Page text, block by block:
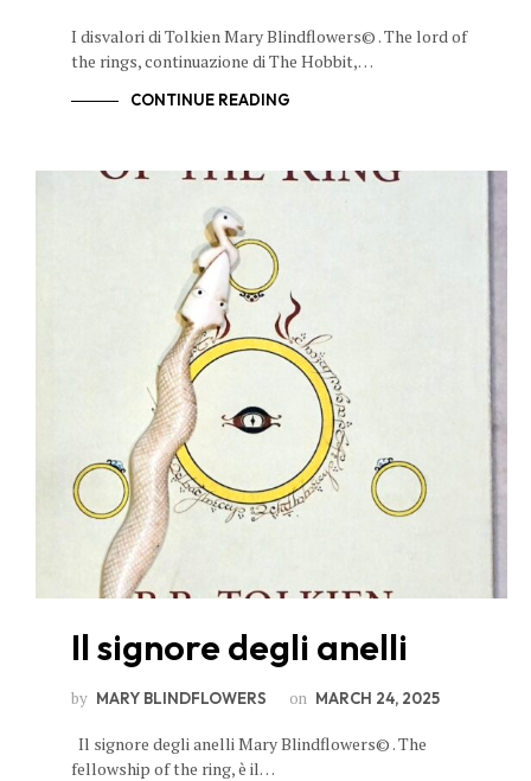
I disvalori di Tolkien Mary Blindflowers© . The lord of
the rings, continuazione di The Hobbit,…
CONTINUE READING
Il signore degli anelli
by MARY BLINDFLOWERS on MARCH 24, 2025
Il signore degli anelli Mary Blindflowers© . The
fellowship of the ring, è il…